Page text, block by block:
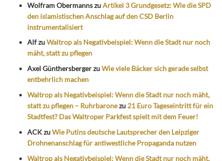
Wolfram ObermannszuArtikel 3 Grundgesetz: Wie die SPD
den islamistischen Anschlag auf den CSD Berlin
instrumentalisiert
AlfzuWaltrop als Negativbeispiel: Wenn die Stadt nur noch
mäht, statt zu pflegen
Axel GünthersbergerzuWie viele Bäcker sich gerade selbst
entbehrlich machen
Waltrop als Negativbeispiel: Wenn die Stadt nur noch mäht,
statt zu pflegen – Ruhrbaronezu 21 Euro Tageseintritt für ein
Stadtfest? Das Waltroper Parkfest spielt mit dem Feuer!
ACKzuWie Putins deutsche Lautsprecher den Leipziger
Drohnenanschlag für antiwestliche Propaganda nutzen
Waltrop als Negativbeispiel: Wenn die Stadt nur noch mäht,